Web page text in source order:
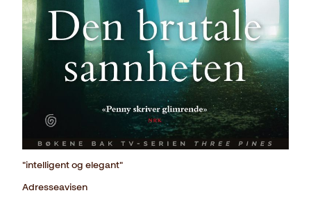
"intelligent og elegant"
Adresseavisen